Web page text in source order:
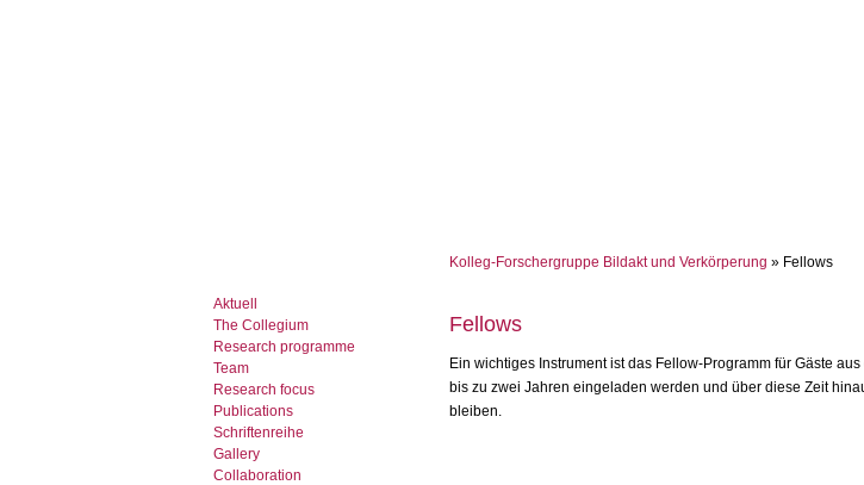
Aktuell
The Collegium
Research programme
Team
Research focus
Publications
Schriftenreihe
Gallery
Collaboration
Kolleg-Forschergruppe Bildakt und Verkörperung » Fellows
Fellows
Ein wichtiges Instrument ist das Fellow-Programm für Gäste
bis zu zwei Jahren eingeladen werden und über diese Zeit
bleiben.